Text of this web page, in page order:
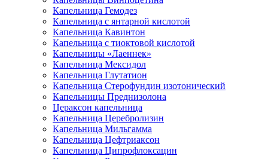
Капельница Гемодез
Капельница с янтарной кислотой
Капельница Кавинтон
Капельница с тиоктовой кислотой
Капельницы «Лаеннек»
Капельница Мексидол
Капельница Глутатион
Капельница Стерофундин изотонический
Капельницы Преднизолона
Цераксон капельница
Капельница Церебролизин
Капельница Мильгамма
Капельница Цефтриаксон
Капельница Ципрофлоксацин